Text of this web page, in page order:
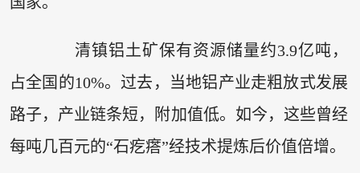
清镇铝土矿保有资源储量约3.9亿吨，
占全国的10%。过去，当地铝产业走粗放式发展
路子，产业链条短，附加值低。如今，这些曾经
每吨几百元的“石疙瘩”经技术提炼后价值倍增。